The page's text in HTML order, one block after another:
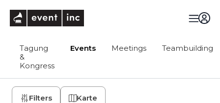
Tagung
&
Kongress
Events Meetings Teambuilding
Filters Karte